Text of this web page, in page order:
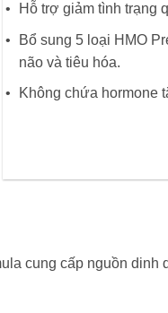
Hỗ trợ giảm tình trạng
Bổ sung 5 loại HMO
não và tiêu hóa.
Không chứa hormone
cung cấp nguồn